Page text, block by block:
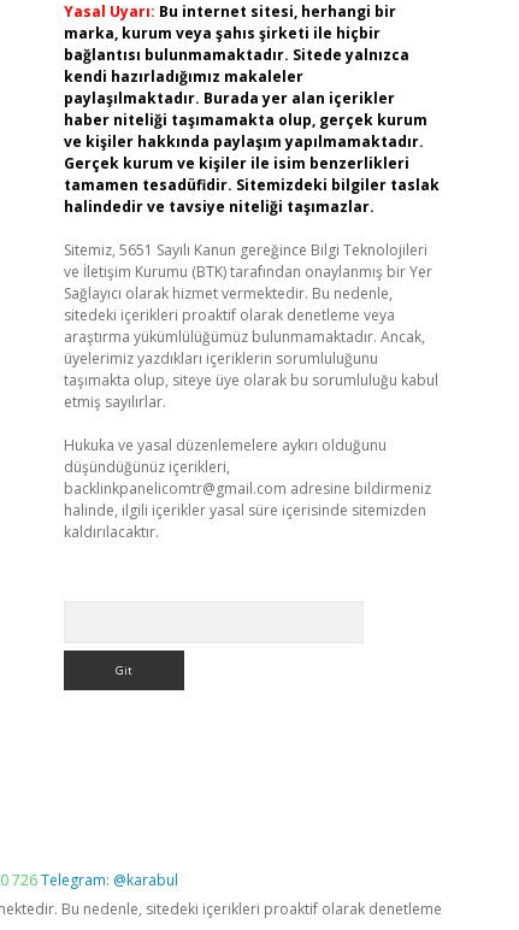
Yasal Uyarı: Bu internet sitesi, herhangi bir
marka, kurum veya şahıs şirketi ile hiçbir
bağlantısı bulunmamaktadır. Sitede yalnızca
kendi hazırladığımız makaleler
paylaşılmaktadır. Burada yer alan içerikler
haber niteliği taşımamakta olup, gerçek kurum
ve kişiler hakkında paylaşım yapılmamaktadır.
Gerçek kurum ve kişiler ile isim benzerlikleri
tamamen tesadüfidir. Sitemizdeki bilgiler taslak
halindedir ve tavsiye niteliği taşımazlar.
Sitemiz, 5651 Sayılı Kanun gereğince Bilgi Teknolojileri
ve İletişim Kurumu (BTK) tarafından onaylanmış bir Yer
Sağlayıcı olarak hizmet vermektedir. Bu nedenle,
sitedeki içerikleri proaktif olarak denetleme veya
araştırma yükümlülüğümüz bulunmamaktadır. Ancak,
üyelerimiz yazdıkları içeriklerin sorumluluğunu
taşımakta olup, siteye üye olarak bu sorumluluğu kabul
etmiş sayılırlar.
Hukuka ve yasal düzenlemelere aykırı olduğunu
düşündüğünüz içerikleri,
backlinkpanelicomtr@gmail.com adresine bildirmeniz
halinde, ilgili içerikler yasal süre içerisinde sitemizden
kaldırılacaktır.
726Telegram: @karabul
Bu nedenle, sitedeki içerikleri proaktif olarak denetleme